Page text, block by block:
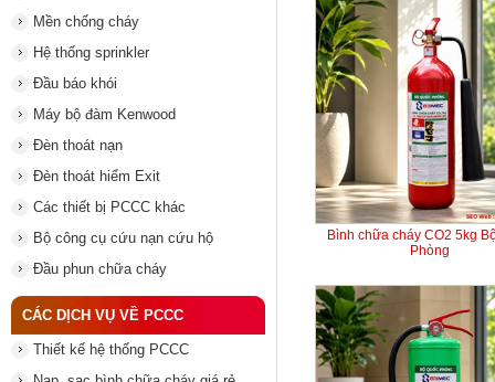
Mền chống cháy
Hệ thống sprinkler
Đầu báo khói
Máy bộ đàm Kenwood
Đèn thoát nạn
Đèn thoát hiểm Exit
Các thiết bị PCCC khác
Bộ công cụ cứu nạn cứu hộ
Đầu phun chữa cháy
CÁC DỊCH VỤ VỀ PCCC
Thiết kế hệ thống PCCC
Bình chữa cháy CO2 5kg
Phòng